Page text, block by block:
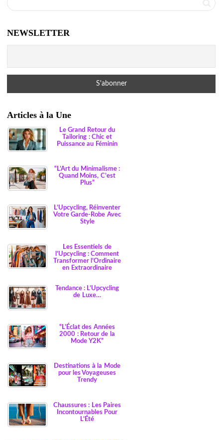
NEWSLETTER
Articles à la Une
Le Grand Retour du
Tailoring : Chic et
Puissance au Féminin
“L’Art du Minimalisme :
Quand Moins, C’est
Plus”
L’Upcycling, Réinventer
Votre Garde-Robe Avec
Style
Les Essentiels de
l’Upcycling : Comment
Transformer l’Ordinaire
en Extraordinaire
Tendance : L’Upcycling
de Luxe…
“L’Éclat des Années
2000 : Retour de la
Mode Y2K”
Destinations à la Mode
pour les Voyageuses
Trendy
Chaussures : Les Paires
Incontournables Pour
L’Été